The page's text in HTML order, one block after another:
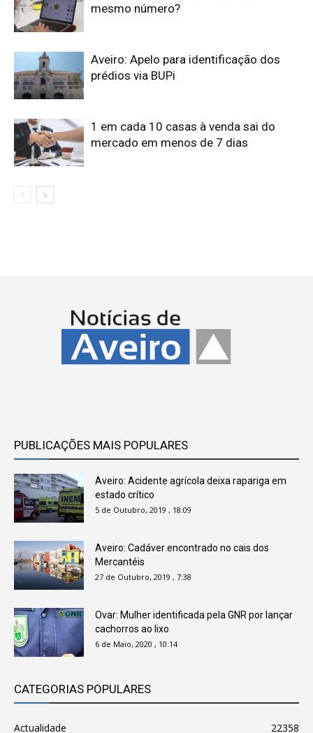
mesmo número?
Aveiro: Apelo para identificação dos
prédios via BUPi
1 em cada 10 casas à venda sai do
mercado em menos de 7 dias
PUBLICAÇÕES MAIS POPULARES
Aveiro: Acidente agrícola deixa rapariga em
estado crítico
5 de Outubro, 2019 , 18:09
Aveiro: Cadáver encontrado no cais dos
Mercantéis
27 de Outubro, 2019 , 7:38
Ovar: Mulher identificada pela GNR por lançar
cachorros ao lixo
6 de Maio, 2020 , 10:14
CATEGORIAS POPULARES
Actualidade 22358